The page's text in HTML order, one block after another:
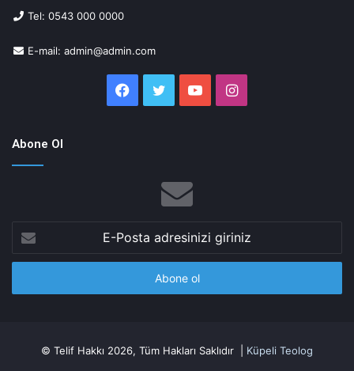
Tel: 0543 000 0000
E-mail: admin@admin.com
Facebook
Twitter YouTubeInstagram
Abone Ol
E-
Posta
adresinizi
© Telif Hakkı 2026, Tüm Hakları Saklıdır | Küpeli Teolog